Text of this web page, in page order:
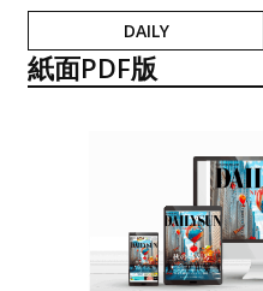
DAILY
紙面PDF版